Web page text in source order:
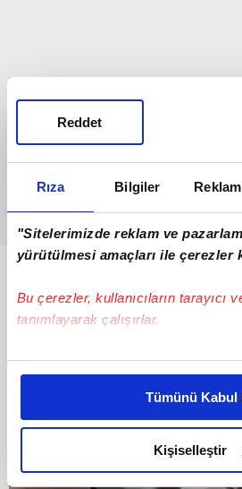
Rıza Bilgiler
"Sitelerimizde reklam ve
yürütülmesi amaçları ile çerezler
Bu çerezler, kullanıcıların tarayıcı
tanımlayarak çalışırlar.
Bu çerezlere izin vermeniz halinde
daha iyi reklam deneyimi
amacımızın size daha iyi bir
olduğunu ve sizlere en iyi içerikleri
elimizden gelen çabayı
Tümünü Kabul
Kişiselleştir
Reddet